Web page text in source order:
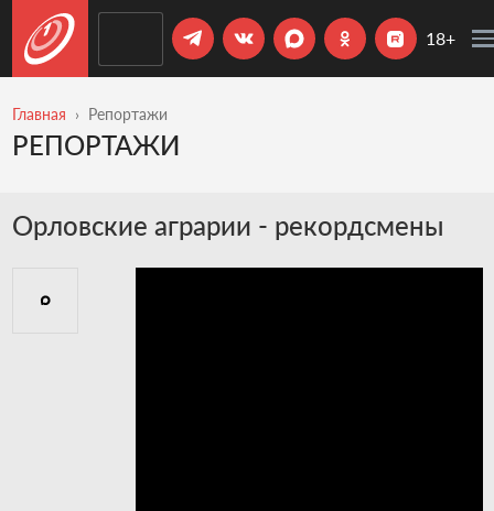
18+
Главная Репортажи
РЕПОРТАЖИ
Орловские аграрии - рекордсмены